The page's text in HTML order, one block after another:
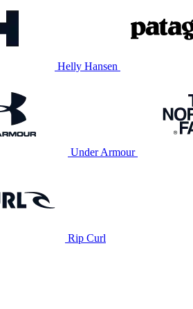
Helly Hansen
Under Armour
Rip Curl